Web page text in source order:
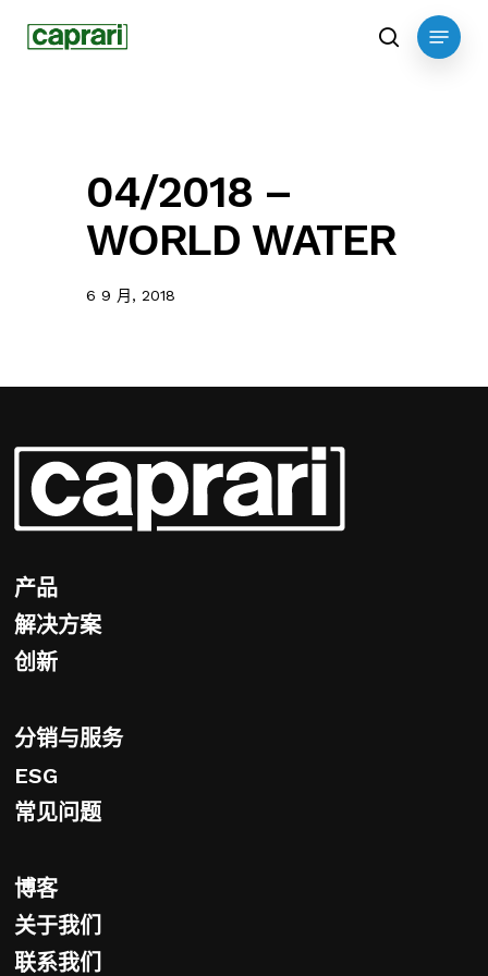
search
Menu
04/2018 –
WORLD WATER
6 9 月, 2018
产品
解决方案
创新
分销与服务
ESG
常见问题
博客
关于我们
联系我们